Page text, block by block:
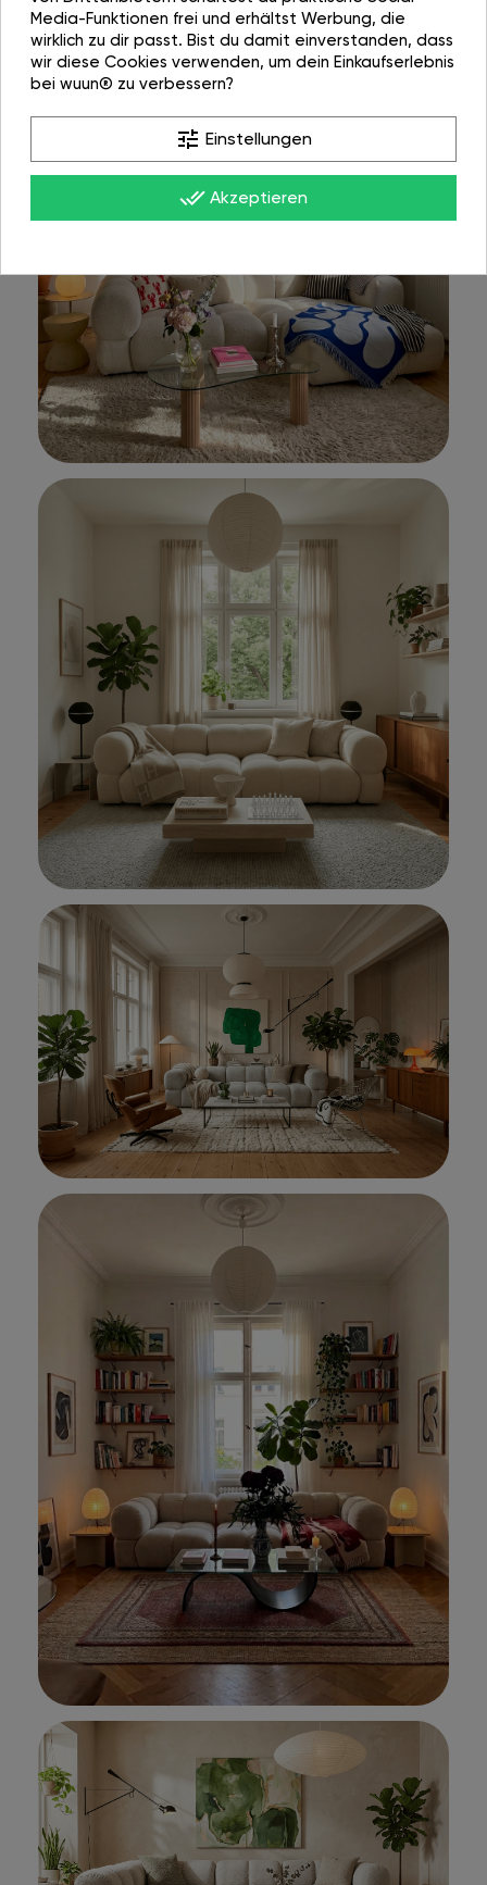
Media-Funktionen frei und erhältst Werbung, die
wirklich zu dir passt. Bist du damit einverstanden, dass
wir diese Cookies verwenden, um dein Einkaufserlebnis
bei wuun® zu verbessern?
tune Einstellungen
done_all Akzeptieren